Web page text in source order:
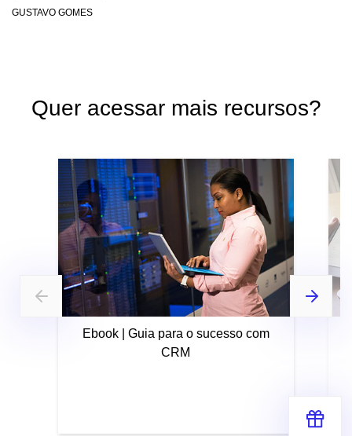
GUSTAVO GOMES
Quer acessar mais recursos?
Ebook | Guia para o sucesso com
CRM